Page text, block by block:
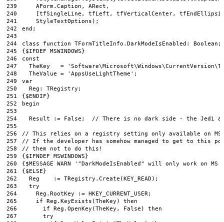
239
240
241
242
243
244
245
246
247
248
249
250
251
252
253
254
255
256
257
258
259
260
261
262
263
264
265
266
267
AForm. Caption , ARect ,
tfSingleLine , tfLeft , tfVerticalCenter,
StyleTextOptions ) ;
end ;
class function TFormTitleInfo . DarkModeIsEnabled : Boolean ;
{ $IFDEF MSWINDOWS }
const
TheKey
=
TheValue = ' AppsUseLightTheme ';
var
Reg: TRegistry;
{$ENDIF}
begin
Result := False;  // There is no dark side - the Jedi
// This relies on a registry setting only available on MS
// If the developer has somehow managed to get to this
// them not to do this!
{$IFNDEF MSWINDOWS}
{$MESSAGE WARN ' "DarkModeIsEnabled" will only work on MS
{ $ ELSE }
Reg
: = TRegistry . Create ( KEY_READ ) ;
try
Reg . RootKey : = HKEY_CURRENT_USER;
if
Reg . KeyExists ( TheKey )
then
if
Reg . OpenKey ( TheKey , False )
then
try